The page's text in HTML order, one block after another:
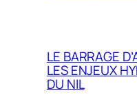
LE BARRAGE
LES ENJEUX
DU NIL